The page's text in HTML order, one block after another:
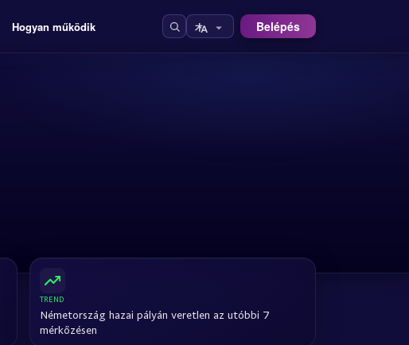
Hogyan működik Belépés
TREND
Németország hazai pályán veretlen az utóbbi 7
mérkőzésen